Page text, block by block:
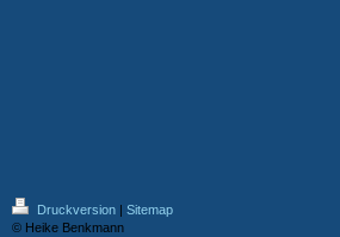
Druckversion | Sitemap
© Heike Benkmann